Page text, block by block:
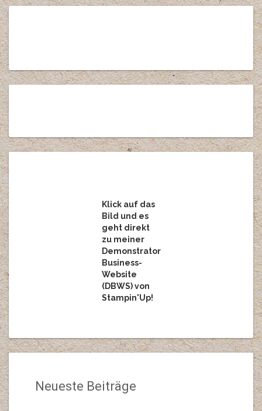
Klick auf das
Bild und es
geht direkt
zu meiner
Demonstrator
Business-
Website
(DBWS) von
Stampin'Up!
Neueste Beiträge